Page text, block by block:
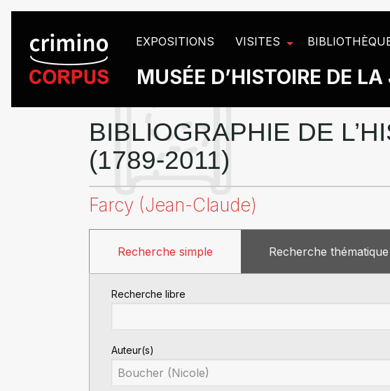
EXPOSITIONS VISITES
MUSÉE D’HISTOIRE DE
BIBLIOGRAPHIE DE
(1789-2011)
Farcy (Jean-Claude)
Recherche simple Recherche thématique
Recherche libre
Auteur(s)
Panneau de gestion des cookies